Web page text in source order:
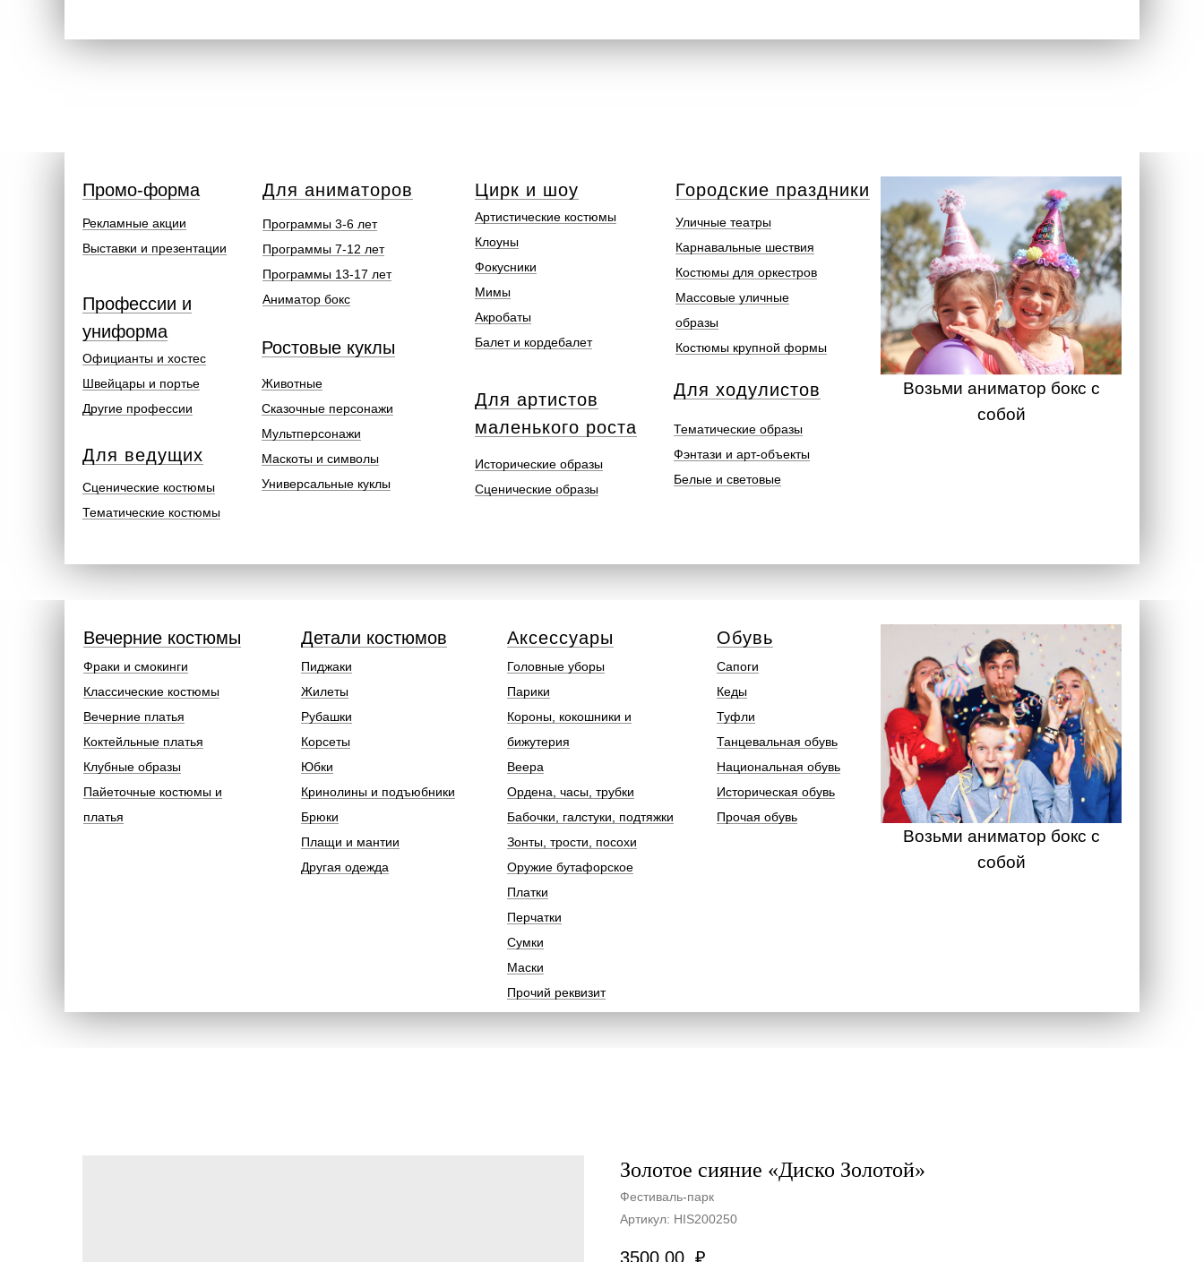
Рекламные акции
Выставки и презентации
Официанты и хостес
Швейцары и портье
Другие профессии
Промо-форма
Профессии и
униформа
Программы 3-6 лет
Программы 7-12 лет
Программы 13-17 лет
Аниматор бокс
Уличные театры
Карнавальные шествия
Костюмы для оркестров
Массовые уличные
образы
Костюмы крупной формы
Ростовые куклы
Животные
Сказочные персонажи
Мультперсонажи
Маскоты и символы
Универсальные куклы
Городские праздники
Тематические образы
Фэнтази и арт-объекты
Белые и световые
Для ходулистов
Исторические образы
Сценические образы
Для артистов
маленького роста
Для аниматоров
Сценические костюмы
Тематические костюмы
Для ведущих
Артистические костюмы
Клоуны
Фокусники
Мимы
Акробаты
Балет и кордебалет
Цирк и шоу
Возьми аниматор бокс с
собой
Фраки и смокинги
Классические костюмы
Вечерние платья
Коктейльные платья
Клубные образы
Пайеточные костюмы и
платья
Пиджаки
Жилеты
Рубашки
Корсеты
Юбки
Кринолины и подъюбники
Брюки
Плащи и мантии
Другая одежда
Вечерние костюмы Детали костюмов Аксессуары
Головные уборы
Парики
Короны, кокошники и
бижутерия
Веера
Ордена, часы, трубки
Бабочки, галстуки, подтяжки
Зонты, трости, посохи
Оружие бутафорское
Платки
Перчатки
Сумки
Маски
Прочий реквизит
Обувь
Сапоги
Кеды
Туфли
Танцевальная обувь
Национальная обувь
Историческая обувь
Прочая обувь
Возьми аниматор бокс с
собой
Золотое сияние «Диско Золотой»
Фестиваль-парк
Артикул: HIS200250
3500,00 ₽